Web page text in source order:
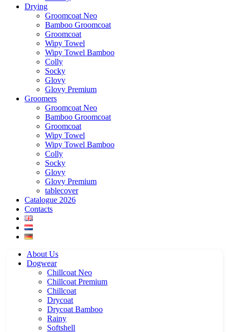
Drying
Groomcoat Neo
Bamboo Groomcoat
Groomcoat
Wipy Towel
Wipy Towel Bamboo
Colly
Socky
Glovy
Glovy Premium
Groomers
Groomcoat Neo
Bamboo Groomcoat
Groomcoat
Wipy Towel
Wipy Towel Bamboo
Colly
Socky
Glovy
Glovy Premium
tablecover
Catalogue 2026
Contacts
About Us
Dogwear
Chillcoat Neo
Chillcoat Premium
Chillcoat
Drycoat
Drycoat Bamboo
Rainy
Softshell